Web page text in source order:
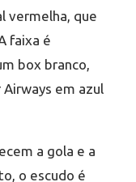
vermelha, que
faixa é
box branco,
em azul
a gola e a
o escudo é